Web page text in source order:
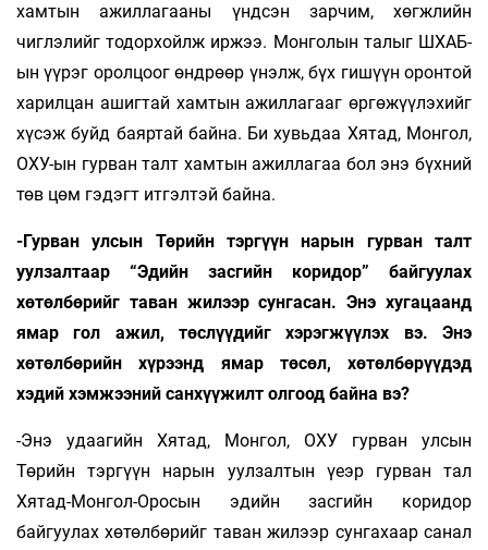
хамтын ажиллагааны үндсэн зарчим, хөгжлийн
чиглэлийг тодорхойлж иржээ. Монголын талыг ШХАБ-
ын үүрэг оролцоог өндрөөр үнэлж, бүх гишүүн оронтой
харилцан ашигтай хамтын ажиллагааг өргөжүүлэхийг
хүсэж буйд баяртай байна. Би хувьдаа Хятад, Монгол,
ОХУ-ын гурван талт хамтын ажиллагаа бол энэ бүхний
төв цөм гэдэгт итгэлтэй байна.
-Гурван улсын Төрийн тэргүүн нарын гурван талт
уулзалтаар “Эдийн засгийн коридор” байгуулах
хөтөлбөрийг таван жилээр сунгасан. Энэ хугацаанд
ямар гол ажил, төслүүдийг хэрэгжүүлэх вэ. Энэ
хөтөлбөрийн хүрээнд ямар төсөл, хөтөлбөрүүдэд
хэдий хэмжээний санхүүжилт олгоод байна вэ?
-Энэ удаагийн Хятад, Монгол, ОХУ гурван улсын
Төрийн тэргүүн нарын уулзалтын үеэр гурван тал
Хятад-Монгол-Оросын эдийн засгийн коридор
байгуулах хөтөлбөрийг таван жилээр сунгахаар санал